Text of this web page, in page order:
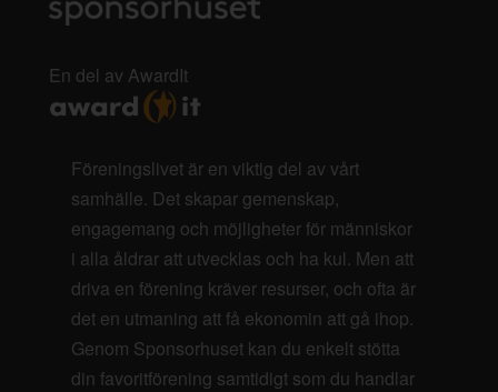
En del av AwardIt
Föreningslivet är en viktig del av vårt
samhälle. Det skapar gemenskap,
engagemang och möjligheter för människor
i alla åldrar att utvecklas och ha kul. Men att
driva en förening kräver resurser, och ofta är
det en utmaning att få ekonomin att gå ihop.
Genom Sponsorhuset kan du enkelt stötta
din favoritförening samtidigt som du handlar